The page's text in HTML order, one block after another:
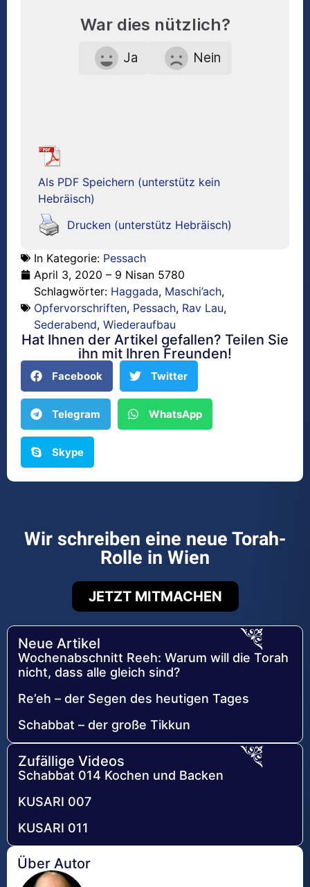
War dies nützlich?
Ja Nein
Als PDF Speichern (unterstütz kein
Hebräisch)
Drucken (unterstütz Hebräisch)
In Kategorie: Pessach
April 3, 2020 – 9 Nisan 5780
Schlagwörter: Haggada, Maschi’ach,
Opfervorschriften, Pessach, Rav Lau,
Sederabend, Wiederaufbau
Hat Ihnen der Artikel gefallen? Teilen Sie
ihn mit Ihren Freunden!
Facebook Twitter
Telegram WhatsApp
Skype
Wir schreiben eine neue Torah-
Rolle in Wien
JETZT MITMACHEN
Neue Artikel
Wochenabschnitt Reeh: Warum will die Torah
nicht, dass alle gleich sind?
Re’eh – der Segen des heutigen Tages
Schabbat – der große Tikkun
Zufällige Videos
Schabbat 014 Kochen und Backen
KUSARI 007
KUSARI 011
Über Autor